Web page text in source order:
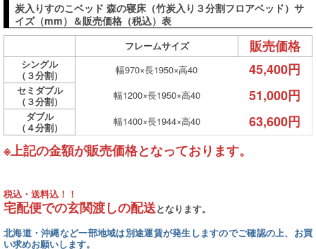
炭入りすのこベッド 森の寝床（竹炭入り３分割フロアベッド）サ
イズ（mm）＆販売価格（税込）表
フレームサイズ 販売価格
シングル
（３分割）
幅970×長1950×高40 45,400円
セミダブル
（３分割）
幅1200×長1950×高40 51,000円
ダブル
（４分割）
幅1400×長1944×高40
63,600円
※上記の金額が販売価格となっております。
税込・送料込！！
宅配便での玄関渡しの配送となります。
北海道・沖縄など一部地域は別途運賃が発生しますのでご確認の上、お買
い求めお願いします。